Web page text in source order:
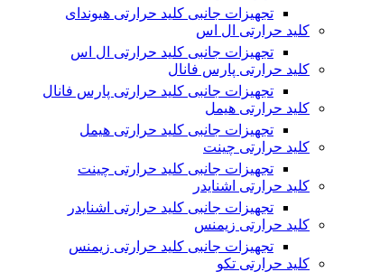
تجهیزات جانبی کلید حرارتی هیوندای
کلید حرارتی ال اس
تجهیزات جانبی کلید حرارتی ال اس
کلید حرارتی پارس فانال
تجهیزات جانبی کلید حرارتی پارس فانال
کلید حرارتی هیمل
تجهیزات جانبی کلید حرارتی هیمل
کلید حرارتی چینت
تجهیزات جانبی کلید حرارتی چینت
کلید حرارتی اشنایدر
تجهیزات جانبی کلید حرارتی اشنایدر
کلید حرارتی زیمنس
تجهیزات جانبی کلید حرارتی زیمنس
کلید حرارتی تکو